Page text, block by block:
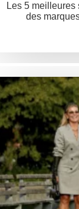
Les 5 meilleures
des